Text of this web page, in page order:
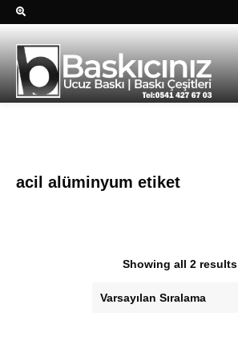
acil alüminyum etiket
Showing all 2 results